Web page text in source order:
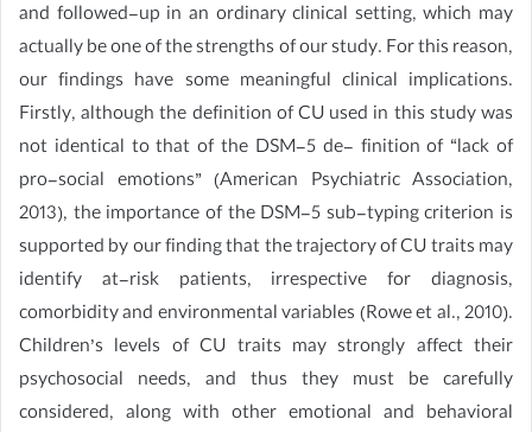
and followed-up in an ordinary clinical setting, which may
actually be one of the strengths of our study. For this reason,
our findings have some meaningful clinical implications.
Firstly, although the definition of CU used in this study was
not identical to that of the DSM-5 de- finition of “lack of
pro-social emotions” (American Psychiatric Association,
2013), the importance of the DSM-5 sub-typing criterion is
supported by our finding that the trajectory of CU traits may
identify at-risk patients, irrespective for diagnosis,
comorbidity and environmental variables (Rowe et al., 2010).
Children’s levels of CU traits may strongly affect their
psychosocial needs, and thus they must be carefully
considered, along with other emotional and behavioral